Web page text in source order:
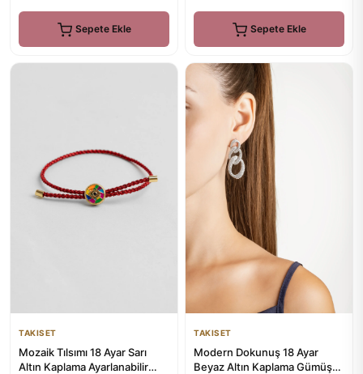
Sepete Ekle Sepete Ekle
TAKISET
Mozaik Tılsımı 18 Ayar Sarı
Altın Kaplama Ayarlanabilir
TAKISET
Modern Dokunuş 18 Ayar
Beyaz Altın Kaplama Gümüş